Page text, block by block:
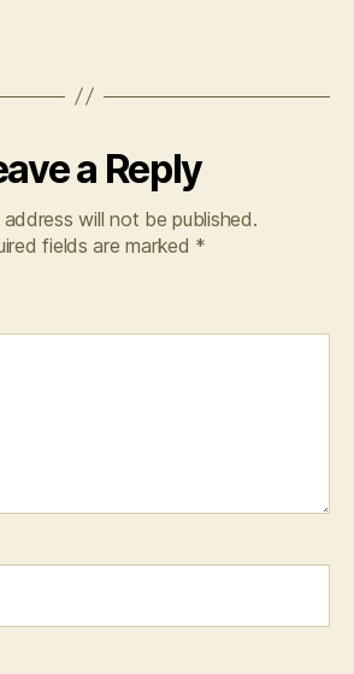
a Reply
address will not be published.
fields are marked *